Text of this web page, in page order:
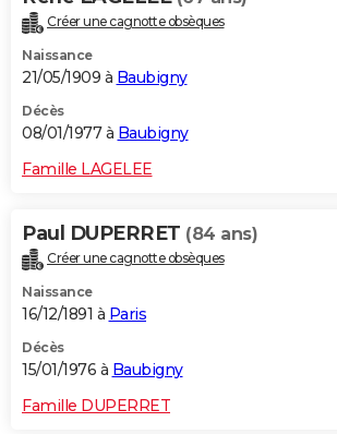
Créer une cagnotte obsèques
Naissance
21/05/1909 à Baubigny
Décès
08/01/1977 à Baubigny
Famille LAGELEE
Paul DUPERRET (84 ans)
Créer une cagnotte obsèques
Naissance
16/12/1891 à Paris
Décès
15/01/1976 à Baubigny
Famille DUPERRET